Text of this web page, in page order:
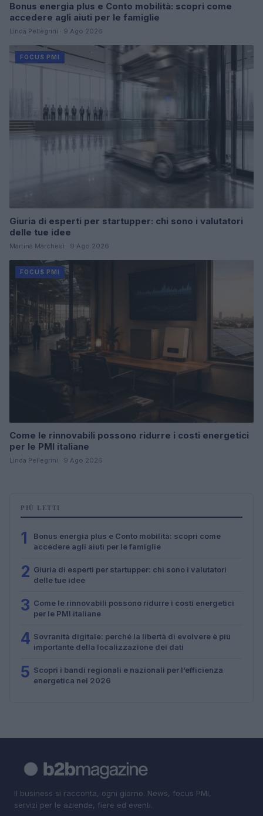
Bonus energia plus e Conto mobilità: scopri come
accedere agli aiuti per le famiglie
Linda Pellegrini · 9 Ago 2026
FOCUS PMI
Giuria di esperti per startupper: chi sono i valutatori
delle tue idee
Martina Marchesi · 9 Ago 2026
FOCUS PMI
Come le rinnovabili possono ridurre i costi energetici
per le PMI italiane
Linda Pellegrini · 9 Ago 2026
PIÙ LETTI
1
Bonus energia plus e Conto mobilità: scopri come
accedere agli aiuti per le famiglie
2 Giuria di esperti per startupper: chi sono i valutatori
delle tue idee
3 Come le rinnovabili possono ridurre i costi energetici
per le PMI italiane
4 Sovranità digitale: perché la libertà di evolvere è più
importante della localizzazione dei dati
5 Scopri i bandi regionali e nazionali per l’efficienza
energetica nel 2026
Il business si racconta, ogni giorno. News, focus PMI,
servizi per le aziende, fiere ed eventi.